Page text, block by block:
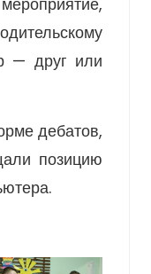
— друг или
дебатов,
позицию